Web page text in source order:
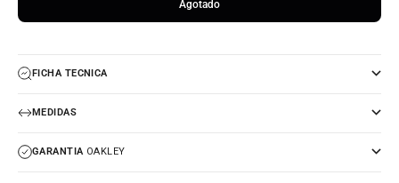
Agotado
FICHA TECNICA
MEDIDAS
GARANTIAOAKLEY